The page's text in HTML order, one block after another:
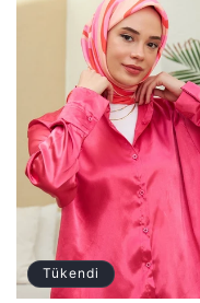
Tükendi